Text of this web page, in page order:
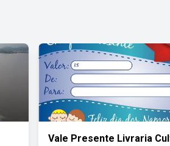
Vale Presente Livraria